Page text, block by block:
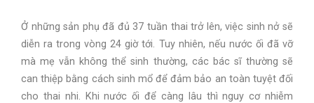
Ở những sản phụ đã đủ 37 tuần thai trở lên, việc sinh nở sẽ
diễn ra trong vòng 24 giờ tới. Tuy nhiên, nếu nước ối đã vỡ
mà mẹ vẫn không thể sinh thường, các bác sĩ thường sẽ
can thiệp bằng cách sinh mổ để đảm bảo an toàn tuyệt đối
cho thai nhi. Khi nước ối để càng lâu thì nguy cơ nhiễm